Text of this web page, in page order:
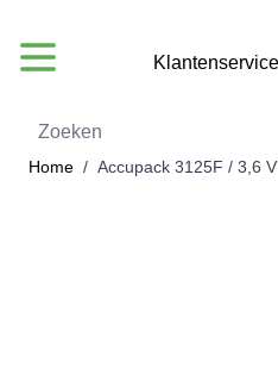
Zoeken
Klantenservice
Home / Accupack 3125F / 3,6